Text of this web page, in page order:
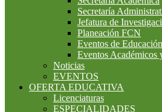
Secretaría
Jefatura de
Planeación FCN
Eventos de
Eventos Académicos
Noticias
EVENTOS
OFERTA EDUCATIVA
Licenciaturas
ESPECIALIDADES